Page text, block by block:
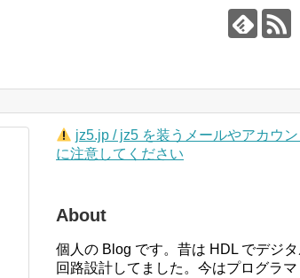
jz5.jp / jz5 を装うメールやアカウン
に注意してください
About
個人の Blog です。昔は HDL でデジ
回路設計してました。今はプログラマ